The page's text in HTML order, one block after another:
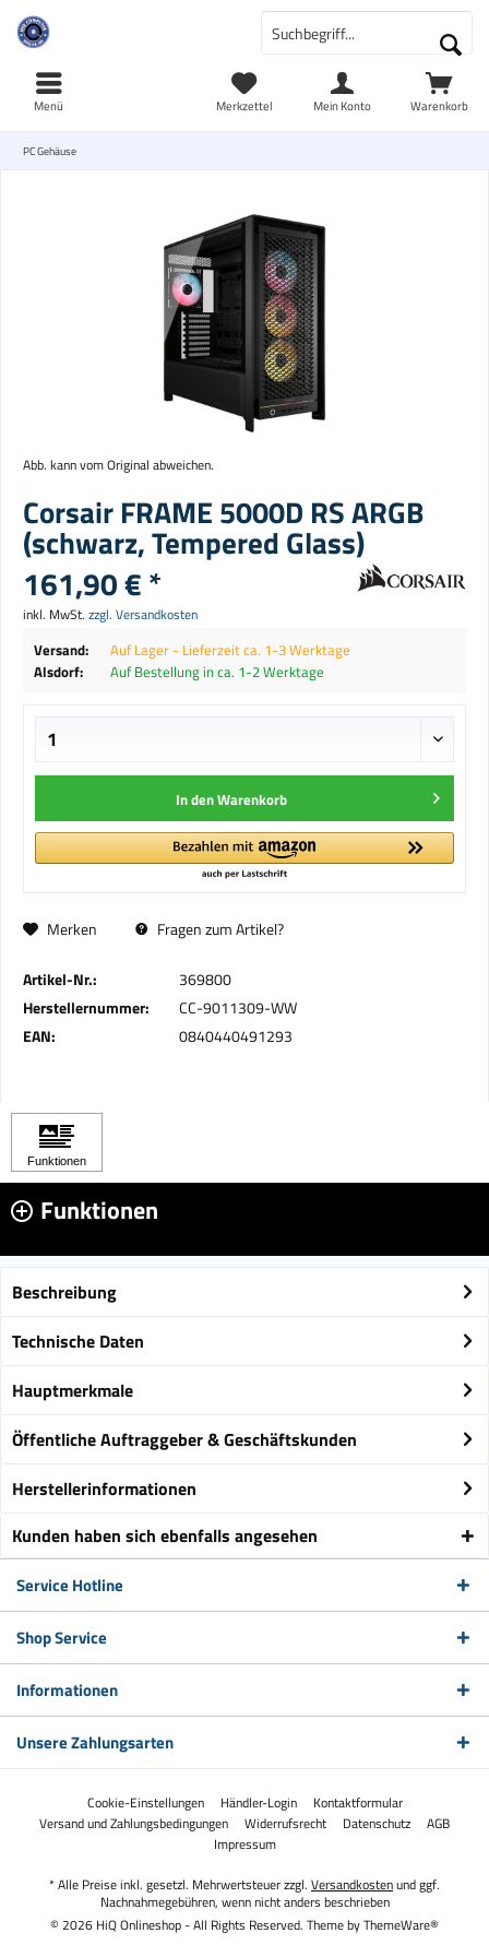
Warenkorb
Merkzettel Mein Konto
Menü
PC Gehäuse
Abb. kann vom Original abweichen.
Corsair FRAME 5000D RS ARGB
(schwarz, Tempered Glass)
161,90 € *
inkl. MwSt. zzgl. Versandkosten
Versand:
Auf Lager - Lieferzeit ca. 1-3 Werktage
Alsdorf:
Auf Bestellung in ca. 1-2 Werktage
In denWarenkorb
Merken Fragen zum Artikel?
Artikel-Nr.:
369800
Herstellernummer:
CC-9011309-WW
EAN:
0840440491293
Funktionen
Beschreibung
Technische Daten
Hauptmerkmale
Öffentliche Auftraggeber & Geschäftskunden
Herstellerinformationen
Kunden haben sich ebenfalls angesehen
Service Hotline
Shop Service
Informationen
Unsere Zahlungsarten
Cookie-Einstellungen Händler-Login
Kontaktformular
Versand und Zahlungsbedingungen
Widerrufsrecht Datenschutz
AGB
Impressum
* Alle Preise inkl. gesetzl. Mehrwertsteuer zzgl. Versandkostenund ggf.
Nachnahmegebühren, wenn nicht anders beschrieben
© 2026 HiQ Onlineshop - All Rights Reserved. Theme byThemeWare®